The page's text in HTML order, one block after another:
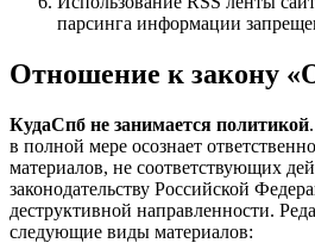
парсинга информации
Отношение к закону
КудаСпб не занимается политикой
в полной мере осознает
материалов, не соответствующих
законодательству Российской
деструктивной направленности.
следующие виды материалов: